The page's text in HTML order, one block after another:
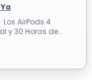
Los AirPods 4
y 30 Horas de
de tu música